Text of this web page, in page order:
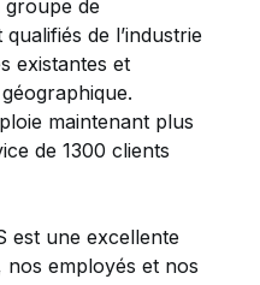
de
de l’industrie
existantes et
maintenant plus
de 1300 clients
est une excellente
employés et nos